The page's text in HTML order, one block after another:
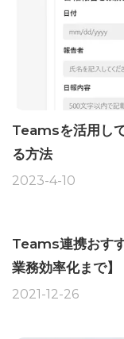
Teamsを活用し
る方法
2023-4-10
Teams連携おす
業務効率化まで】
2021-12-26